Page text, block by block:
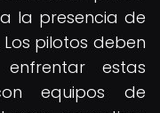
la presencia de
pilotos deben
estas
equipos de